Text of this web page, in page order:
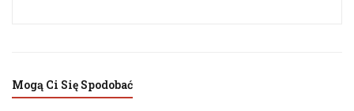
Mogą Ci Się Spodobać